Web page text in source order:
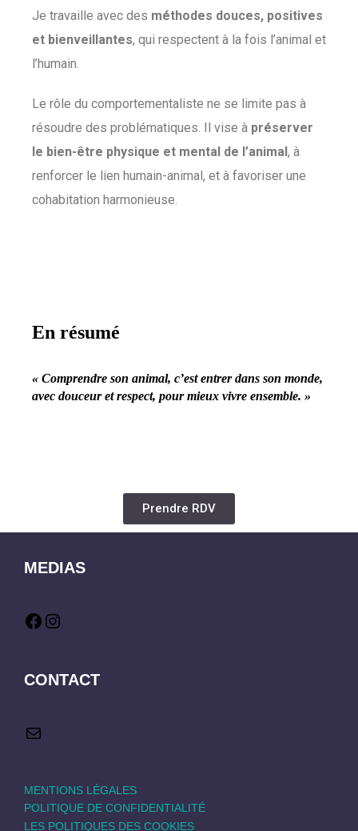
Je travaille avec des méthodes douces, positives
et bienveillantes, qui respectent à la fois l’animal et
l’humain.
Le rôle du comportementaliste ne se limite pas à
résoudre des problématiques. Il vise à préserver
le bien-être physique et mental de l’animal, à
renforcer le lien humain-animal, et à favoriser une
cohabitation harmonieuse.
En résumé
« Comprendre son animal, c’est entrer dans son monde,
avec douceur et respect, pour mieux vivre ensemble. »
Prendre RDV
MEDIAS
CONTACT
MENTIONS LÉGALES
POLITIQUE DE CONFIDENTIALITÉ
LES POLITIQUES DES COOKIES